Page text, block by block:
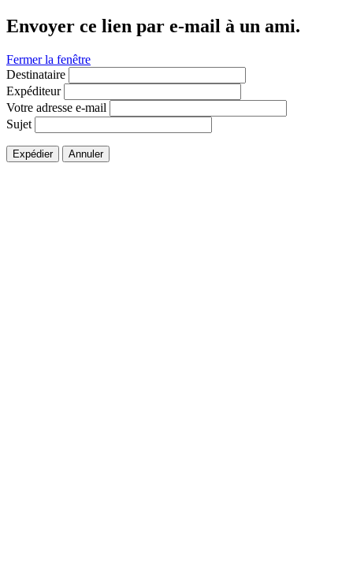
Envoyer ce lien par e-mail à un ami.
Fermer la fenêtre
Destinataire
Expéditeur
Votre adresse e-mail
Sujet
Expédier Annuler